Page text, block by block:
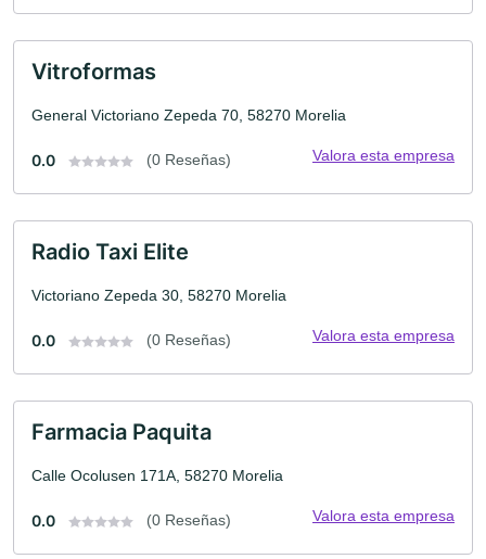
Vitroformas
General Victoriano Zepeda 70, 58270 Morelia
0.0 (0 Reseñas) Valora esta empresa
Radio Taxi Elite
Victoriano Zepeda 30, 58270 Morelia
0.0 (0 Reseñas) Valora esta empresa
Farmacia Paquita
Calle Ocolusen 171A, 58270 Morelia
0.0 (0 Reseñas) Valora esta empresa